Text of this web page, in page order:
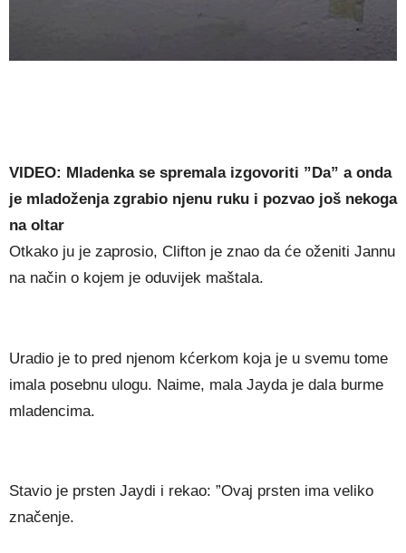
VIDEO: Mladenka se spremala izgovoriti ”Da” a onda
je mladoženja zgrabio njenu ruku i pozvao još nekoga
na oltar
Otkako ju je zaprosio, Clifton je znao da će oženiti Jannu
na način o kojem je oduvijek maštala.
Uradio je to pred njenom kćerkom koja je u svemu tome
imala posebnu ulogu. Naime, mala Jayda je dala burme
mladencima.
Stavio je prsten Jaydi i rekao: ”Ovaj prsten ima veliko
značenje.